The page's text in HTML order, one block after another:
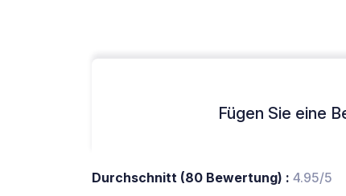
Fügen Sie eine
Durchschnitt (80 Bewertung) : 4.95/5